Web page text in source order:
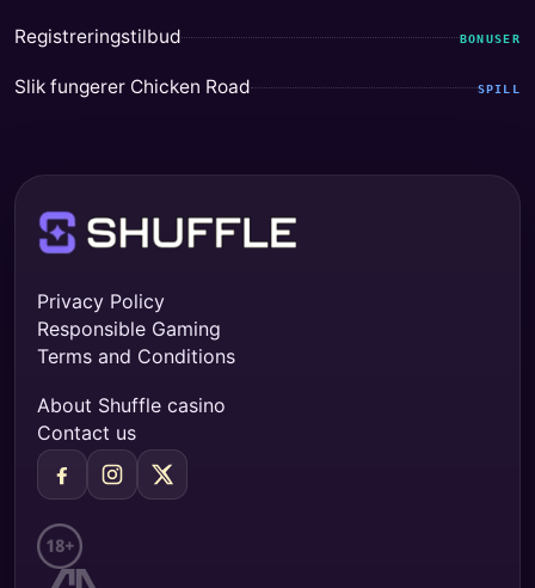
Registreringstilbud BONUSER
Slik fungerer Chicken Road SPILL
Privacy Policy
Responsible Gaming
Terms and Conditions
About Shuffle casino
Contact us